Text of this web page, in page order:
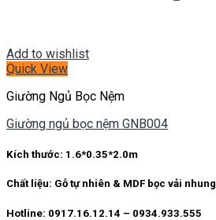
Add to wishlist
Quick View
Giường Ngủ Bọc Nệm
Giường ngủ bọc nệm GNB004
Kích thước: 1.6*0.35*2.0m
Chất liệu: Gỗ tự nhiên & MDF bọc vải nhung
Hotline: 0917.16.12.14 – 0934.933.555